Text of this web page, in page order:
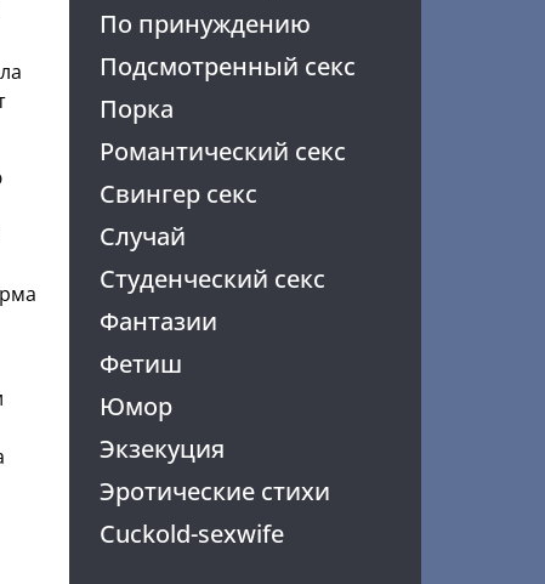
По принуждению
Подсмотренный секс
Порка
Романтический секс
Свингер секс
Случай
Студенческий секс
Фантазии
Фетиш
Юмор
Экзекуция
Эротические стихи
Cuckold-sexwife